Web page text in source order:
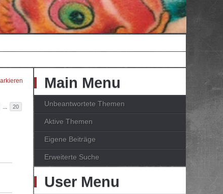
... 20
Main Menu
Unbeantwortete Themen
Aktive Themen
Eigene Beiträge
Erweiterte Suche
User Menu